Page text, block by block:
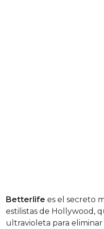
Betterlife es el secreto
estilistas de Hollywood,
ultravioleta para eliminar